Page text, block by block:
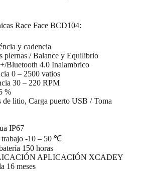
Race Face BCD104:
y cadencia
piernas / Balance y Equilibrio
Bluetooth 4.0 Inalambrico
0 – 2500 vatios
30 – 220 RPM
%
de litio, Carga puerto USB / Toma
IP67
trabajo -10 – 50 ℃
150 horas
APLICACIÓN XCADEY
16 meses